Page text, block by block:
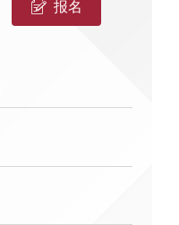
报名